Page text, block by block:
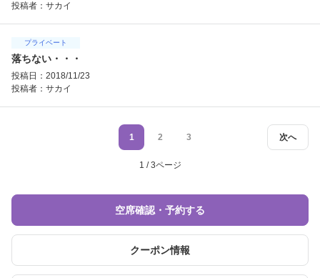
投稿者： サカイ
プライベート
落ちない・・・
投稿日：2018/11/23
投稿者： サカイ
次へ
1 2 3
1 / 3ページ
空席確認・予約する
クーポン情報